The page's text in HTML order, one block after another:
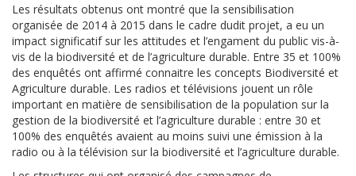
Les résultats obtenus ont montré que la sensibilisation
organisée de 2014 à 2015 dans le cadre dudit projet, a eu un
impact significatif sur les attitudes et l’engament du public vis-à-
vis de la biodiversité et de l’agriculture durable. Entre 35 et 100%
des enquêtés ont affirmé connaitre les concepts Biodiversité et
Agriculture durable. Les radios et télévisions jouent un rôle
important en matière de sensibilisation de la population sur la
gestion de la biodiversité et l’agriculture durable : entre 30 et
100% des enquêtés avaient au moins suivi une émission à la
radio ou à la télévision sur la biodiversité et l’agriculture durable.